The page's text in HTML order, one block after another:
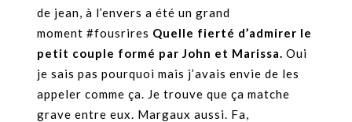
de jean, à l’envers a été un grand
moment #fousrires Quelle fierté d’admirer le
petit couple formé par John et Marissa. Oui
je sais pas pourquoi mais j’avais envie de les
appeler comme ça. Je trouve que ça matche
grave entre eux. Margaux aussi. Fa,